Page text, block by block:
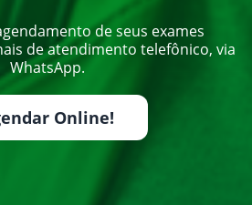
de seus exames
de atendimento telefônico, via
WhatsApp.
Online!